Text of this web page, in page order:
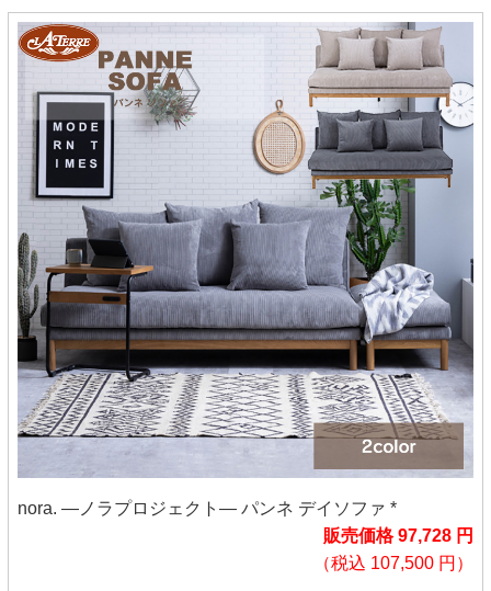
nora. ―ノラプロジェクト― パンネ デイソファ *
販売価格 97,728 円
（税込 107,500 円）